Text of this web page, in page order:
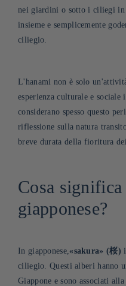
nei giardini o sotto i ciliegi
insieme e semplicemente
ciliegio.
L'hanami non è solo
esperienza culturale e sociale
considerano spesso questo
riflessione sulla natura
breve durata della fioritura
Cosa
giapponese?
In giapponese,«sakura» (桜)
ciliegio. Questi alberi hanno
Giappone e sono associati